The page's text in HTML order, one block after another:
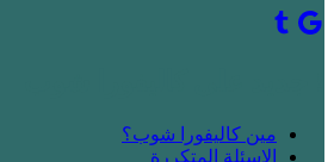
مين كاليفورا شوب؟
الاسئلة المتكررة